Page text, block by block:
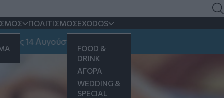
ΠΟΛΙΤΙΣΜΟΣEXODOS
FOOD &
DRINK
ΑΓΟΡΑ
WEDDING &
SPECIAL
Αυγούστου
Τσίπρας